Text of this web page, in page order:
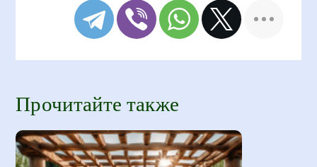
Прочитайте также